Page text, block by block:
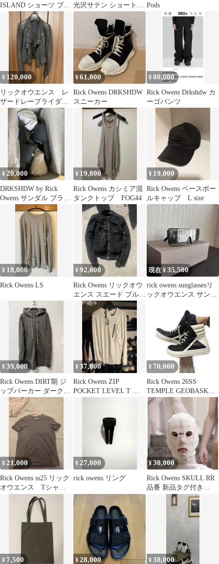
ISLAND ショーツ ブラ
ック 黒 46
光沢サテン ショートパ
ンツ ブラック M
Pods
¥ 120,000
リックオウエンス レ
ザードレープライダー
¥61,000
Rick Owens DRKSHDW
スニーカー
¥80,000
Rick Owens Drkshdw カ
ーゴパンツ
¥ 20,000
DRKSHDW by Rick
Owens サンダル ブラッ
¥ 19,800
Rick Owens カシミア混
タンクトップ FOG44
¥ 19,000
Rick Owens ベースボー
ルキャップ L size
¥ 18,000
Rick Owens LS
¥92,000
Rick Owens リックオウ
エンス スエード ブルゾ
ン レザージャケット
現在 ¥35,500
rick owens sunglassesリ
ックオウエンス サング
¥39,000
Rick Owens DIRT期 ジ
ップパーカー ダークダ
スト
¥37,800
Rick Owens ZIP
POCKET LEVEL T 長
¥ 70,000
Rick Owens 26SS
TEMPLE GEOBASKET
ジオバスケット
¥21,000
Rick Owens ss25 リック
オウエンス Tシャ
ツ サイズS
¥27,000
rick owens リング
¥30,000
Rick Owens SKULL RR
品番 新品タグ付き
HOLLYWOOD
¥ 7,500 ¥28,000 ¥38,000